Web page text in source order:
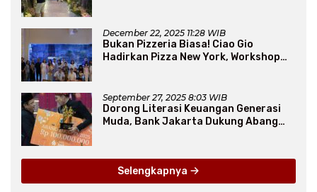
December 22, 2025 11:28 WIB
Bukan Pizzeria Biasa! Ciao Gio
Hadirkan Pizza New York, Workshop
September 27, 2025 8:03 WIB
Dorong Literasi Keuangan Generasi
Muda, Bank Jakarta Dukung Abang
Selengkapnya